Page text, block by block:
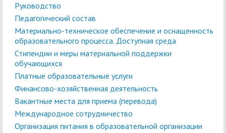
Руководство
Педагогический состав
Материально-техническое обеспечение и оснащенность
образовательного процесса. Доступная среда
Стипендии и меры материальной поддержки
обучающихся
Платные образовательные услуги
Финансово-хозяйственная деятельность
Вакантные места для приема (перевода)
Международное сотрудничество
Организация питания в образовательной организации